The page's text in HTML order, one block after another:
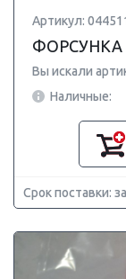
Артикул:
ФОРСУНКА
Вы искали
Наличные:
Срок поставки: